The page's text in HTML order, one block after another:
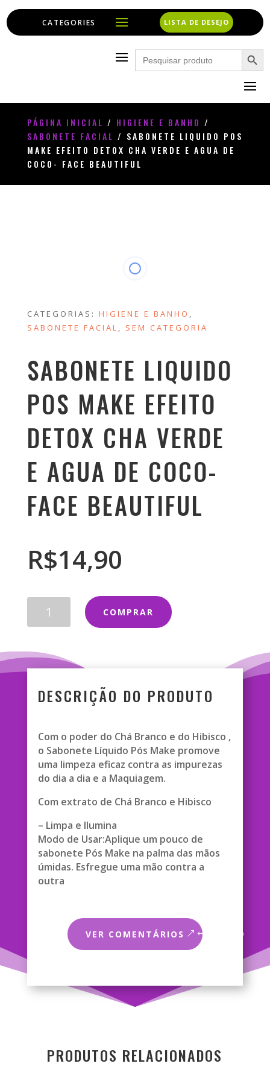
LISTA DE DESEJO
Search
for:
Search Button
PÁGINA INICIAL / HIGIENE E BANHO /
SABONETE FACIAL / SABONETE LIQUIDO POS
MAKE EFEITO DETOX CHA VERDE E AGUA DE
COCO- FACE BEAUTIFUL
CATEGORIAS: HIGIENE E BANHO ,
SABONETE FACIAL , SEM CATEGORIA
SABONETE LIQUIDO
POS MAKE EFEITO
DETOX CHA VERDE
E AGUA DE COCO-
FACE BEAUTIFUL
R$14,90
LIQUIDO
POS
EFEITO
DETOX
VERDE
DE
COCO-
FACE
BEAUTIFUL
quantidade
COMPRAR
DESCRIÇÃO DO PRODUTO
Com o poder do Chá Branco e do Hibisco ,
o Sabonete Líquido Pós Make promove
uma limpeza eficaz contra as impurezas
do dia a dia e a Maquiagem.
Com extrato de Chá Branco e Hibisco
– Limpa e Ilumina
Modo de Usar:Aplique um pouco de
sabonete Pós Make na palma das mãos
úmidas. Esfregue uma mão contra a
outra
VER COMENTÁRIOS
PRODUTOS RELACIONADOS